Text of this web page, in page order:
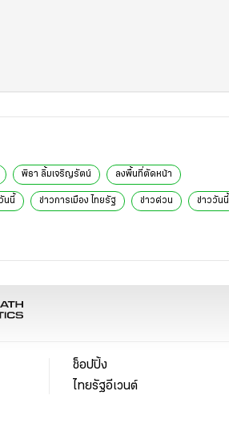
พิธา ลิ้มเจริญรัตน์ ลงพื้นที่ตัดหน้า
นนี้ ข่าวการเมือง ไทยรัฐ ข่าวด่วน ข่าววันนี้
ช็อปปิ้ง
ไทยรัฐอีเวนต์